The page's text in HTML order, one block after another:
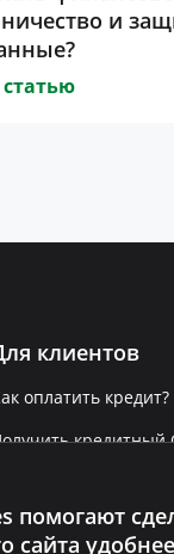
и
помогают
сайта
клиентов
оплатить кредит?
кредитный
Сообщить о